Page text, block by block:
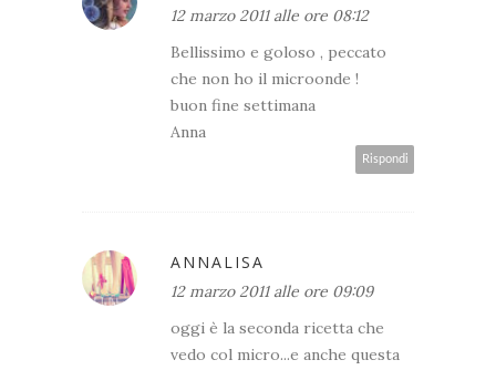
12 marzo 2011 alle ore 08:12
Bellissimo e goloso , peccato
che non ho il microonde !
buon fine settimana
Anna
Rispondi
ANNALISA
12 marzo 2011 alle ore 09:09
oggi è la seconda ricetta che
vedo col micro...e anche questa